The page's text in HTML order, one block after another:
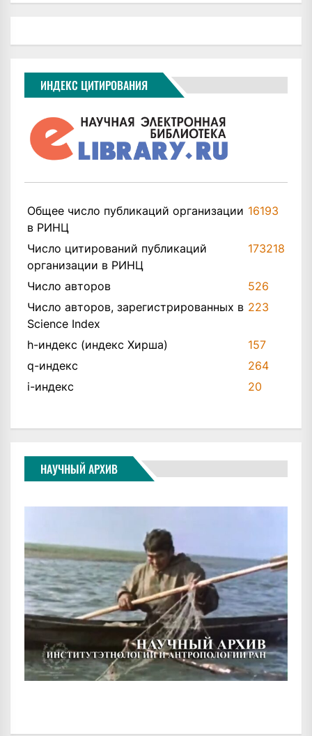
ИНДЕКС ЦИТИРОВАНИЯ
Общее число публикаций организации
в РИНЦ
16193
Число цитирований публикаций
организации в РИНЦ
173218
Число авторов
526
Число авторов, зарегистрированных в
Science Index
223
h-индекс (индекс Хирша)
157
q-индекс
264
i-индекс
20
НАУЧНЫЙ АРХИВ